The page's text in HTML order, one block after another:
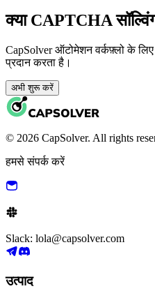
क्या CAPTCHA
CapSolver ऑटोमेशन वर्कफ़्लो के
प्रदान करता है।
अभी शुरू करें
© 2026 CapSolver. All rights
हमसे संपर्क करें
Slack: lola@capsolver.com
उत्पाद